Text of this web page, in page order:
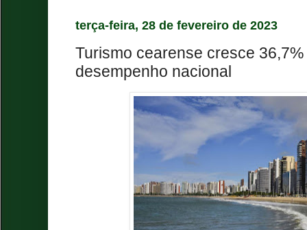
terça-feira, 28 de fevereiro de 2023
Turismo cearense cresce
desempenho nacional